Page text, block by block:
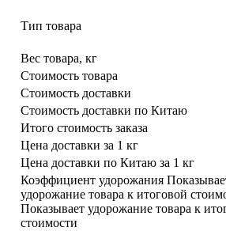
Тип товара
Вес товара, кг
Стоимость товара
Стоимость доставки
Стоимость доставки по Китаю
Итого стоимость заказа
Цена доставки за 1 кг
Цена доставки по Китаю за 1 кг
Коэффициент удорожания
удорожание товара к итоговой
Показывает удорожание товара к
стоимости